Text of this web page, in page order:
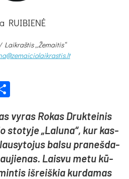
RUIBIENĖ
Laikraštis „Žemaitis“
vy­ras Ro­kas Druk­tei­nis
sto­ty­je „La­lu­na“, kur kas­
bal­su pra­neš­da­
Lais­vu me­tu kū­
iš­reiš­kia kur­da­mas